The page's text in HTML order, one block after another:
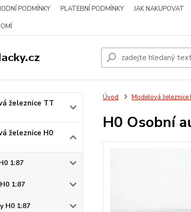
PODMÍNKY PLATEBNÍ PODMÍNKY JAK NAKUPOVAT
železnice TT
železnice H0
1:87
1:87
H0 1:87
Úvod Modelová železnice
H0 Osobní